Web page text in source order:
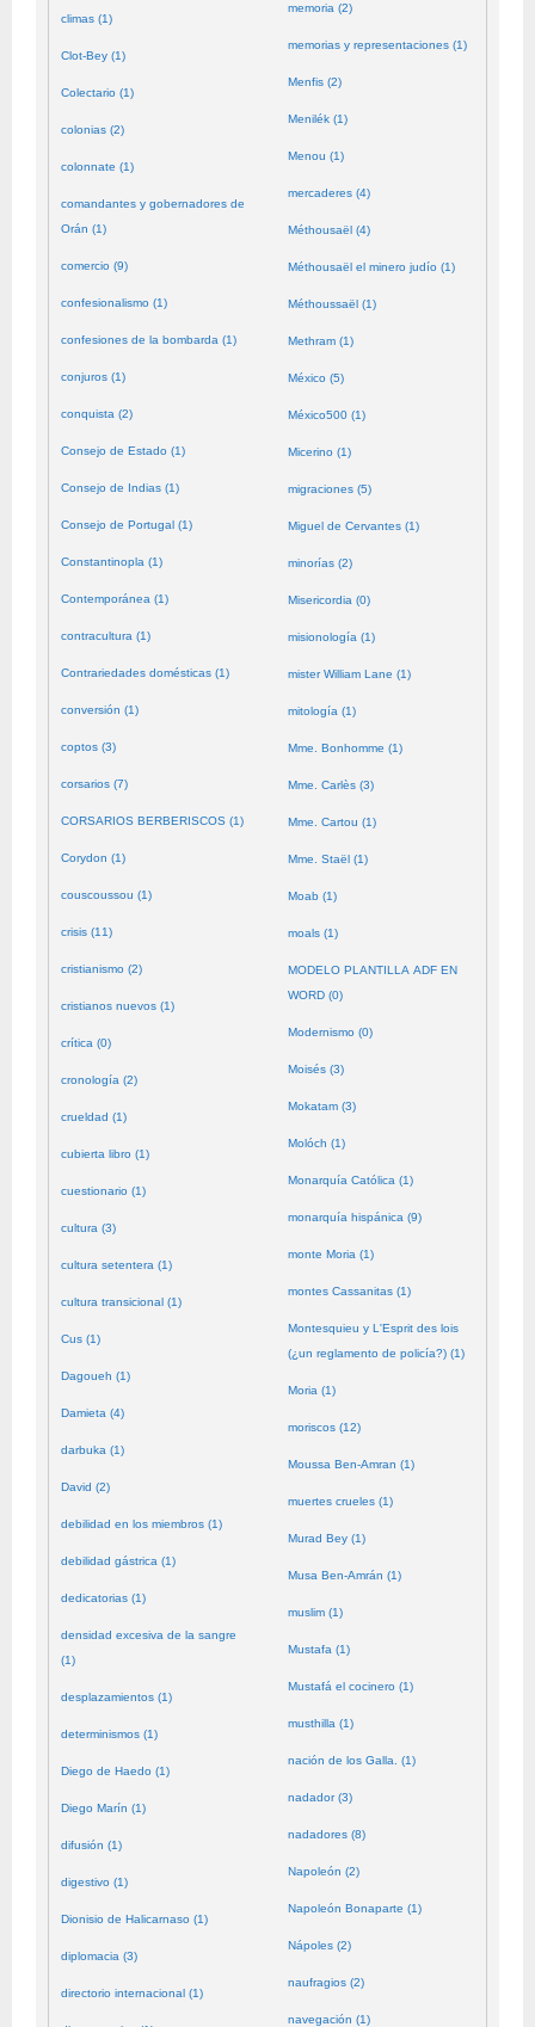
climas (1)
Clot-Bey (1)
Colectario (1)
colonias (2)
colonnate (1)
comandantes y gobernadores de
Orán (1)
comercio (9)
confesionalismo (1)
confesiones de la bombarda (1)
conjuros (1)
conquista (2)
Consejo de Estado (1)
Consejo de Indias (1)
Consejo de Portugal (1)
Constantinopla (1)
Contemporánea (1)
contracultura (1)
Contrariedades domésticas (1)
conversión (1)
coptos (3)
corsarios (7)
CORSARIOS BERBERISCOS (1)
Corydon (1)
couscoussou (1)
crisis (11)
cristianismo (2)
cristianos nuevos (1)
crítica (0)
cronología (2)
crueldad (1)
cubierta libro (1)
cuestionario (1)
cultura (3)
cultura setentera (1)
cultura transicional (1)
Cus (1)
Dagoueh (1)
Damieta (4)
darbuka (1)
David (2)
debilidad en los miembros (1)
debilidad gástrica (1)
dedicatorias (1)
densidad excesiva de la sangre
(1)
desplazamientos (1)
determinismos (1)
Diego de Haedo (1)
Diego Marín (1)
difusión (1)
digestivo (1)
Dionisio de Halicarnaso (1)
diplomacia (3)
directorio internacional (1)
memoria (2)
memorias y representaciones (1)
Menfis (2)
Menilék (1)
Menou (1)
mercaderes (4)
Méthousaël (4)
Méthousaël el minero judío (1)
Méthoussaël (1)
Methram (1)
México (5)
México500 (1)
Micerino (1)
migraciones (5)
Miguel de Cervantes (1)
minorías (2)
Misericordia (0)
misionología (1)
mister William Lane (1)
mitología (1)
Mme. Bonhomme (1)
Mme. Carlès (3)
Mme. Cartou (1)
Mme. Staël (1)
Moab (1)
moals (1)
MODELO PLANTILLA ADF EN
WORD (0)
Modernismo (0)
Moisés (3)
Mokatam (3)
Molóch (1)
Monarquía Católica (1)
monarquía hispánica (9)
monte Moria (1)
montes Cassanitas (1)
Montesquieu y L'Esprit des lois
(¿un reglamento de policía?) (1)
Moria (1)
moriscos (12)
Moussa Ben-Amran (1)
muertes crueles (1)
Murad Bey (1)
Musa Ben-Amrán (1)
muslim (1)
Mustafa (1)
Mustafá el cocinero (1)
musthilla (1)
nación de los Galla. (1)
nadador (3)
nadadores (8)
Napoleón (2)
Napoleón Bonaparte (1)
Nápoles (2)
naufragios (2)
navegación (1)